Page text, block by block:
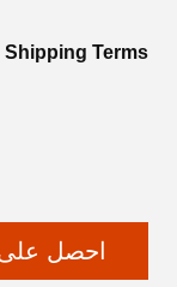
Shipping Terms
احصل